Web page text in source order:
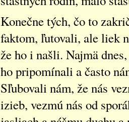
Konečne tých, čo to
faktom, ľutovali, ale liek
že ho i našli. Najmä
ho pripomínali a často
Sľubovali nám, že nás
izieb, vezmú nás od